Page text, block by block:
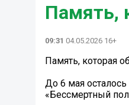
Память,
09:31 04.05.2026 16+
Память, которая
До 6 мая
«Бессмертный